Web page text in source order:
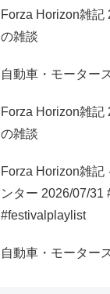
Forza Horizon雑記
の雑談
自動車・モーター
Forza Horizon雑記
の雑談
Forza Horizon雑記
ンター 2026/07/31
#festivalplaylist
自動車・モーター